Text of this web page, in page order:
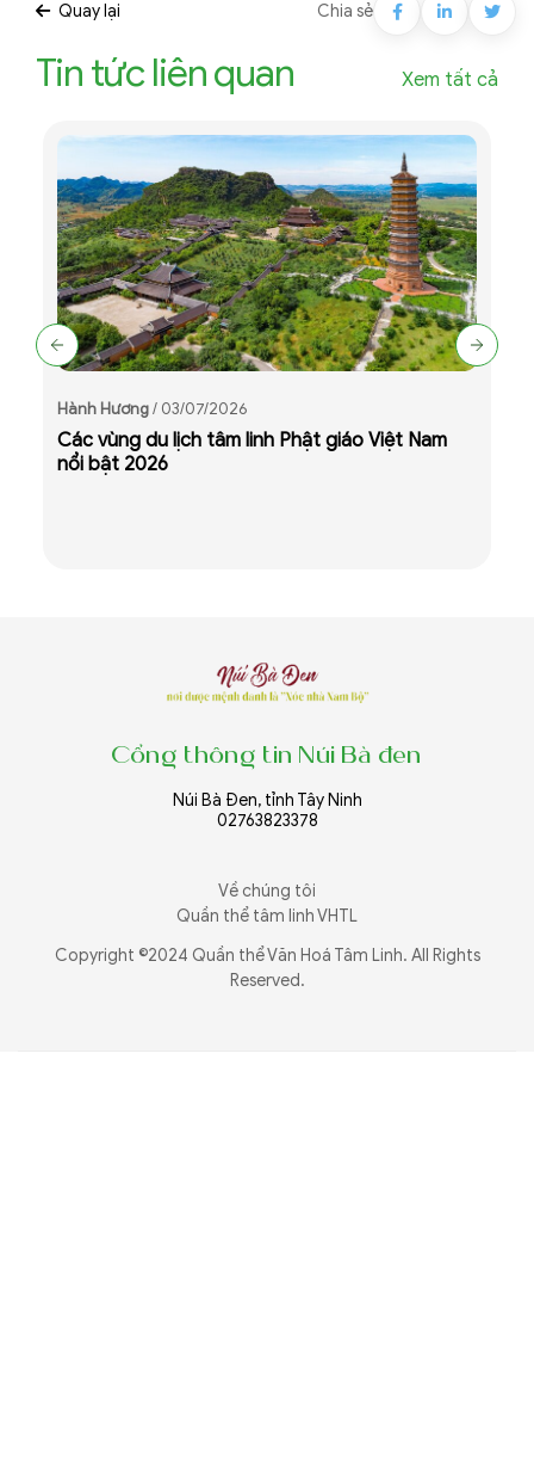
Quay lại Chia sẻ
Tin tức liên quan Xem tất cả
Hành Hương/ 03/07/2026
Các vùng du lịch tâm linh Phật giáo Việt Nam
nổi bật 2026
Cổng thông tin Núi Bà đen
Núi Bà Đen, tỉnh Tây Ninh
02763823378
Về chúng tôi
Quần thể tâm linh VHTL
Copyright ©2024 Quần thể Văn Hoá Tâm Linh. All Rights
Reserved.